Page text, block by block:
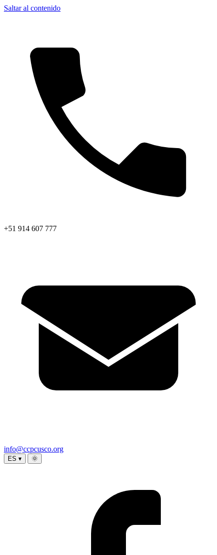
Saltar al contenido
+51 914 607 777
info@ccpcusco.org
ES ▾ 🌞